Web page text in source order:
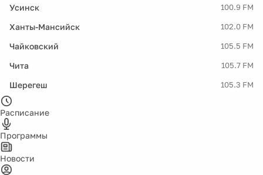
Усинск 100.9 FM
Ханты-Мансийск 102.0 FM
Чайковский 105.5 FM
Чита 105.7 FM
Шерегеш 105.3 FM
Расписание
Программы
Новости